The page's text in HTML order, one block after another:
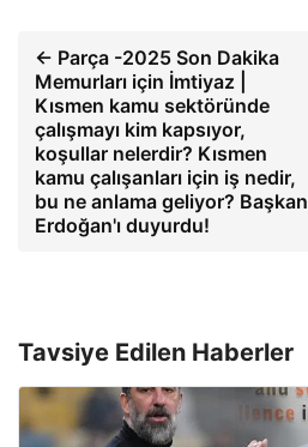
← Parça -2025 Son Dakika
Memurları için İmtiyaz |
Kısmen kamu sektöründe
çalışmayı kim kapsıyor,
koşullar nelerdir? Kısmen
kamu çalışanları için iş nedir,
bu ne anlama geliyor? Başkan
Erdoğan'ı duyurdu!
Tavsiye Edilen Haberler